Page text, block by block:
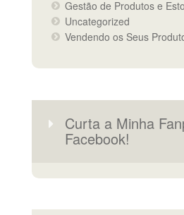
Gestão de Produtos e
Uncategorized
Vendendo os Seus
Curta a Minha
Facebook!